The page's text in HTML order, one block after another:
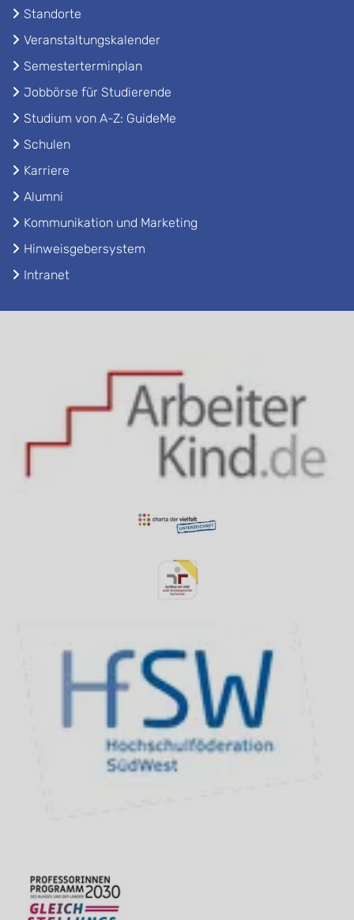
Standorte
Veranstaltungskalender
Semesterterminplan
Jobbörse für Studierende
Studium von A-Z: GuideMe
Schulen
Karriere
Alumni
Kommunikation und Marketing
Hinweisgebersystem
Intranet